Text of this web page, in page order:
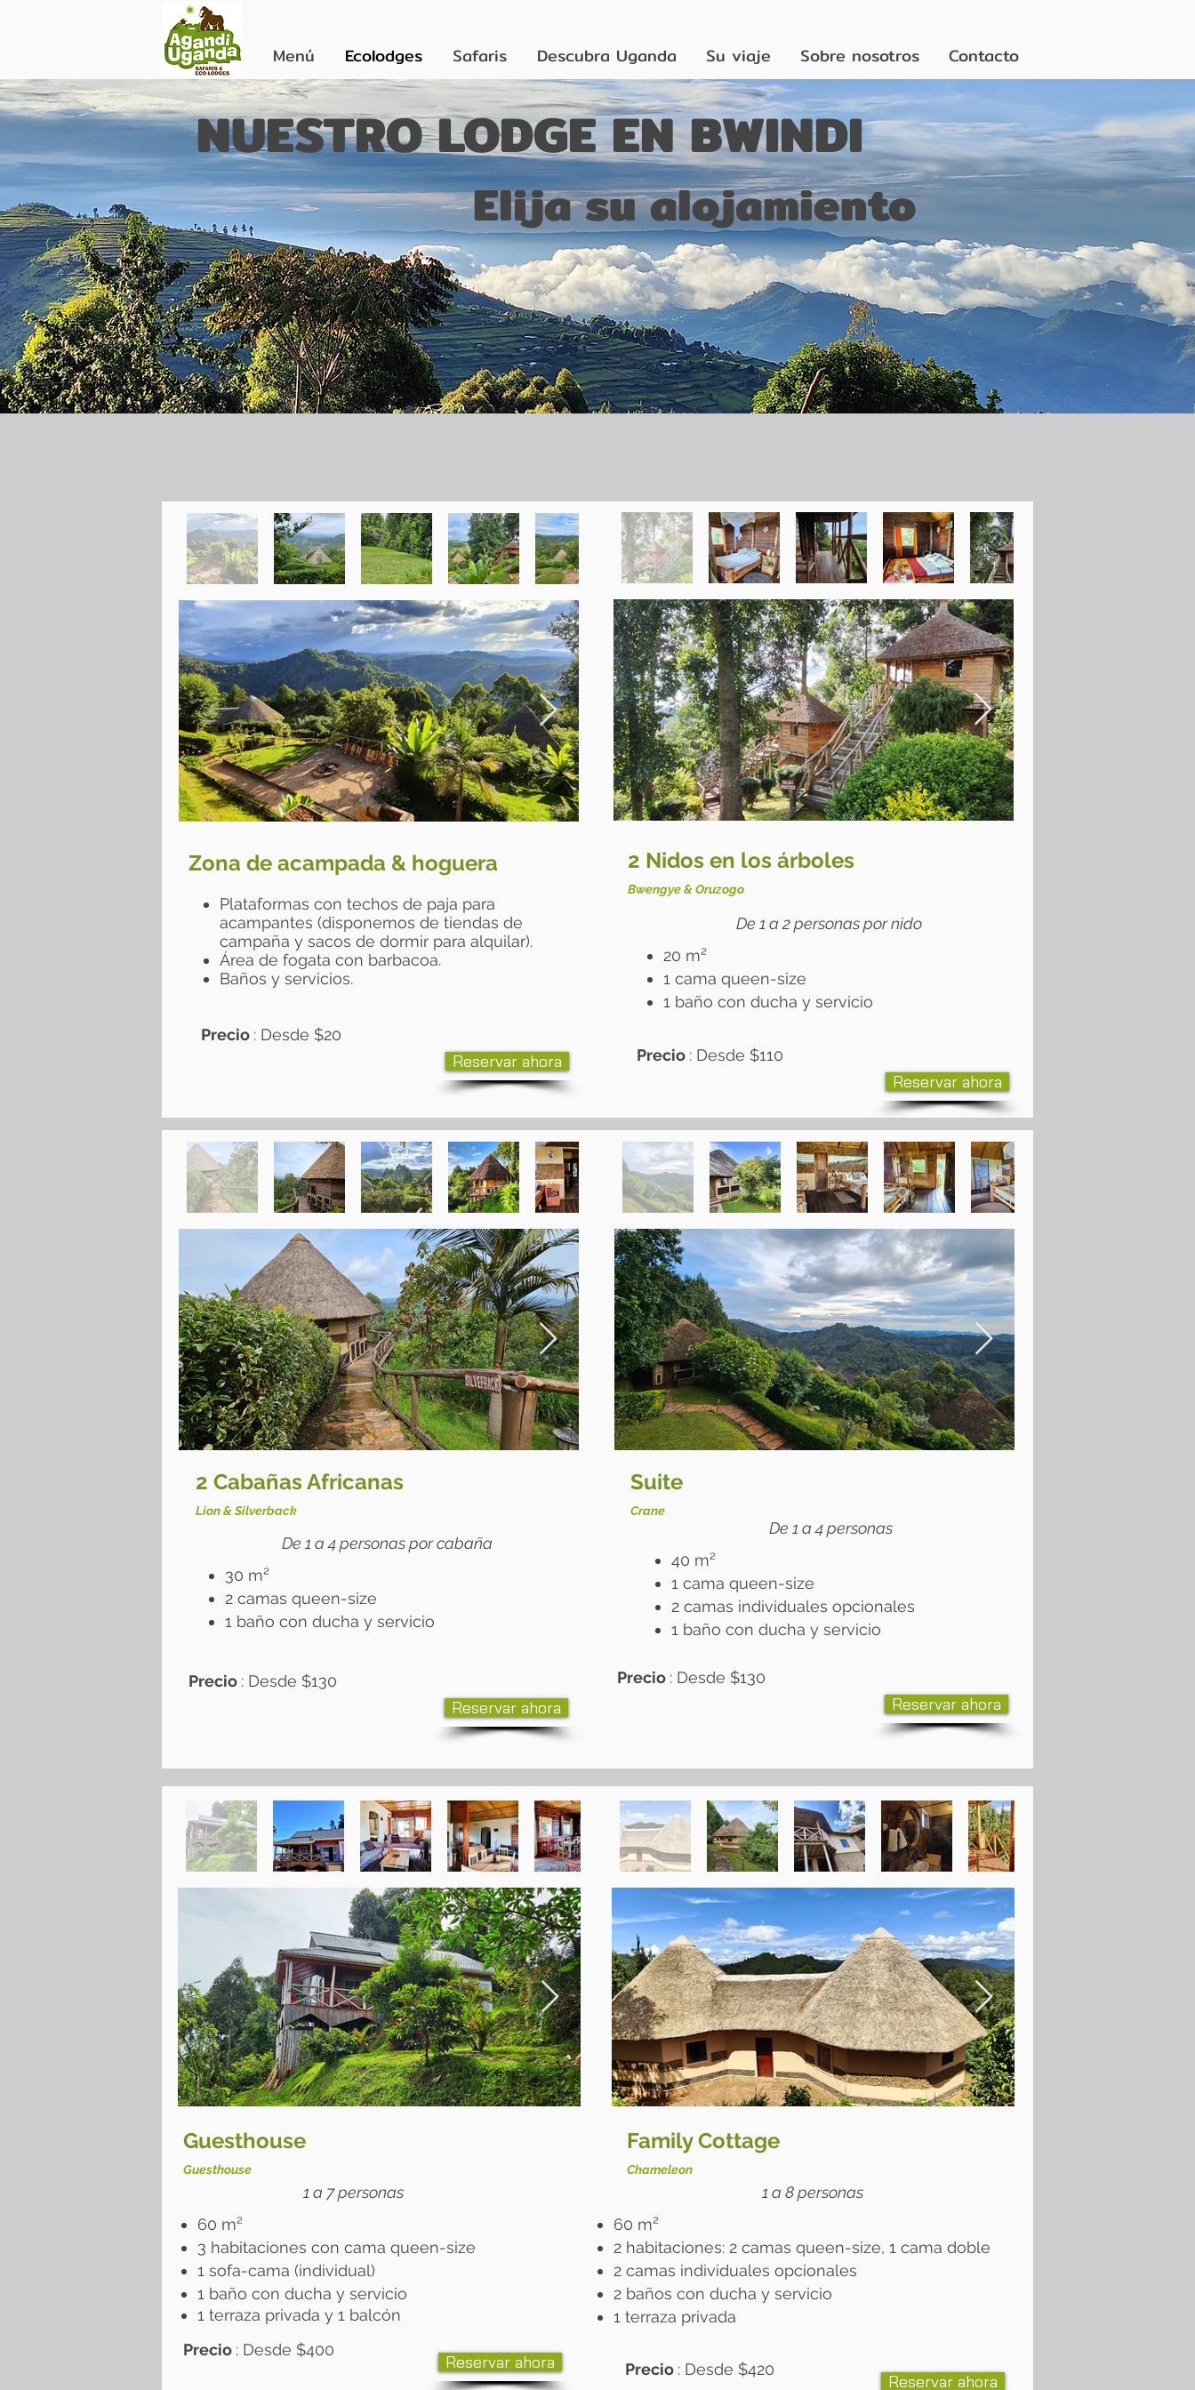
Menú Ecolodges Safaris Descubra Uganda Su viaje Sobre nosotros Contacto
NUESTRO LODGE EN BWINDI
Elija su alojamiento
Zona de acampada & hoguera
Plataformas con techos de paja para
acampantes (disponemos de tiendas de
campaña y sacos de dormir para alquilar).
Área de fogata con barbacoa.
Baños y servicios.
Precio : Desde ​$20
Reservar ahora
2 Nidos en los árboles
Bwengye & Oruzogo
De 1 a 2 personas por nido
20 m²
1 cama queen-size
1 baño con ducha y servicio
Precio : Desde ​$110
Reservar ahora
2 Cabañas Africanas
Lion & Silverback
De 1 a 4 personas por cabaña
30 m²
2 camas queen-size
1 baño con ducha y servicio
Precio : Desde ​$130
Reservar ahora
Suite
Crane
De 1 a 4 personas
40 m²
1 cama queen-size
2 camas individuales opcionales
1 baño con ducha y servicio
Precio : Desde ​$130
Reservar ahora
Guesthouse
Guesthouse
1 a 7 personas ​
60 m²
3 habitaciones con cama queen-size
1 sofa-cama (individual)
1 baño con ducha y servicio
1 terraza privada y 1 balcón
Precio : Desde ​$400
Reservar ahora
Family Cottage
Chameleon
1 a 8 personas ​
60 m²
2 habitaciones: 2 camas queen-size, 1 cama doble
2 camas individuales opcionales
2 baños con ducha y servicio
1 terraza privada
Precio : Desde ​$420
Reservar ahora